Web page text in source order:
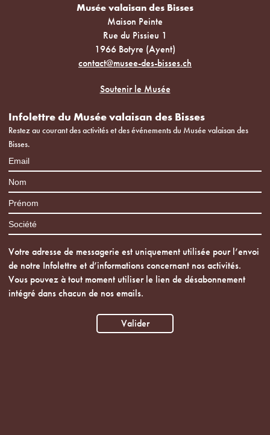
Musée valaisan des Bisses
Maison Peinte
Rue du Pissieu 1
1966 Botyre (Ayent)
contact@musee-des-bisses.ch
Soutenir le Musée
Infolettre du Musée valaisan des Bisses
Restez au courant des activités et des événements du Musée valaisan des
Bisses.
Votre adresse de messagerie est uniquement utilisée pour l’envoi
de notre Infolettre et d’informations concernant nos activités.
Vous pouvez à tout moment utiliser le lien de désabonnement
intégré dans chacun de nos emails.